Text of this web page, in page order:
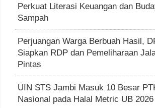
Perkuat Literasi Keuangan dan
Sampah
Perjuangan Warga Berbuah Hasil,
Siapkan RDP dan Pemeliharaan
Pintas
UIN STS Jambi Masuk 10 Besar
Nasional pada Halal Metric UB 2026